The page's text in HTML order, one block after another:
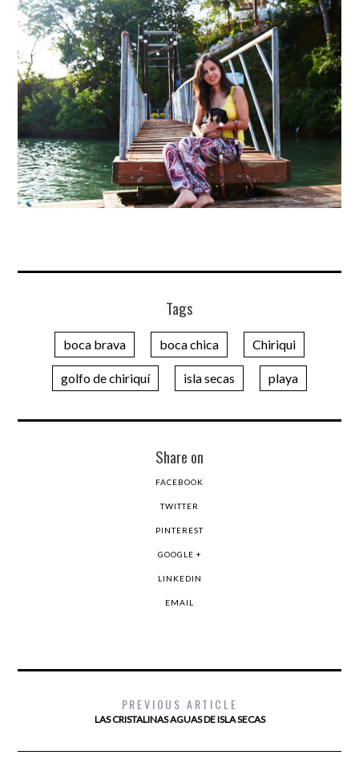
Tags
boca brava boca chica Chiriqui
golfo de chiriquí isla secas playa
Share on
FACEBOOK
TWITTER
PINTEREST
GOOGLE +
LINKEDIN
EMAIL
PREVIOUS ARTICLE
LAS CRISTALINAS AGUAS DE ISLA SECAS